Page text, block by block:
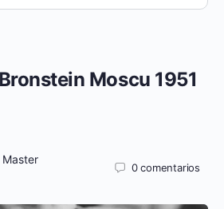
Moscu 1951
Master
0comentarios